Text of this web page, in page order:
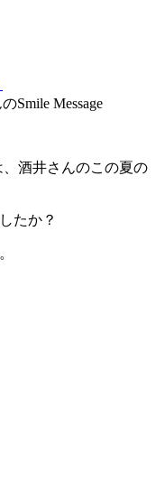
Smile Message
酒井さんのこの夏の
たか？